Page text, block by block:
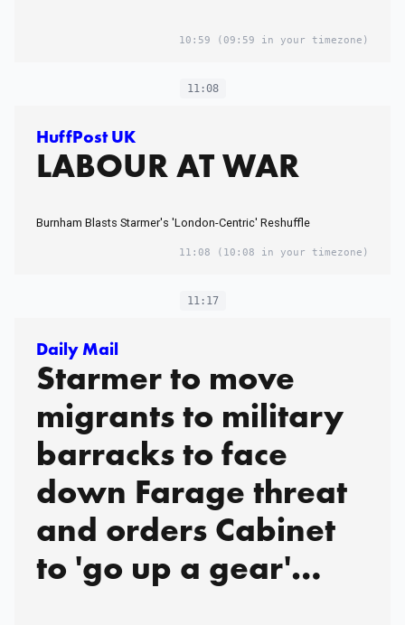
reshuffle - as PM
demands new Home
Secretary 'gets a
grip'
10:59 (09:59 in your timezone)
11:08
HuffPost UK
LABOUR AT WAR
Burnham Blasts Starmer's 'London-Centric' Reshuffle
11:08 (10:08 in your timezone)
11:17
Daily Mail
Starmer to move
migrants to military
barracks to face
down Farage threat
and orders Cabinet
to 'go up a gear'